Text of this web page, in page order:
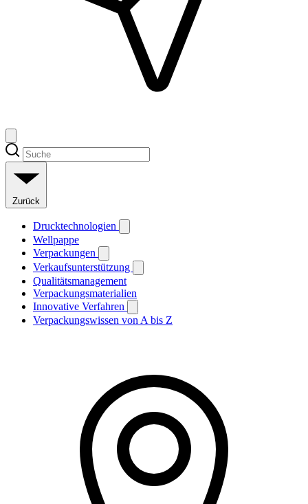
Zurück
Drucktechnologien
Wellpappe
Verpackungen
Verkaufsunterstützung
Qualitätsmanagement
Verpackungsmaterialien
Innovative Verfahren
Verpackungswissen von A bis Z